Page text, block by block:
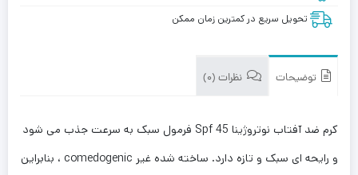
تحویل سریع در کمترین زمان ممکن
توضیحات نظرات (0)
کرم ضد آفتاب نوتروژینا Spf 45 فرمول سبک به سرعت جذب می شود
و رایحه ای سبک و تازه دارد. ساخته شده غیر comedogenic ، بنابراین